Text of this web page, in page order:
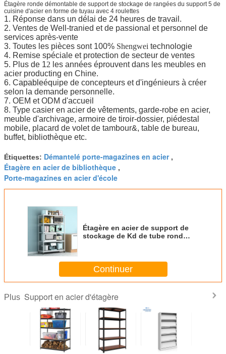
Étagère ronde démontable de support de stockage de rangées du support 5 de
cuisine d'acier en forme de tuyau avec 4 roulettes
1. Réponse dans un délai de 24 heures de travail.
2. Ventes de Well-tranied et de passional et personnel de
services après-vente
3. Toutes les pièces sont 100% Shengwei technologie
4. Remise spéciale et protection de secteur de ventes
5. Plus de 12 les années éprouvent dans les meubles en
acier producting en Chine.
6. Capableéquipe de concepteurs et d'ingénieurs à créer
selon la demande personnelle.
7. OEM et ODM d'accueil
8. Type casier en acier de vêtements, garde-robe en acier,
meuble d'archivage, armoire de tiroir-dossier, piédestal
mobile, placard de volet de tambour&, table de bureau,
buffet, bibliothèque etc.
Étiquettes: Démantelé porte-magazines en acier,
Étagère en acier de bibliothèque ,
Porte-magazines en acier d'école
Étagère en acier de support de
stockage de Kd de tube rond
Continuer
Plus Support en acier d'étagère
Support de Support en acier Bibliothèque